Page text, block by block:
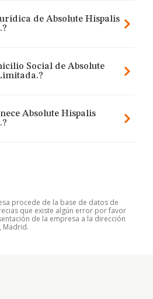
de Absolute Hispalis
Social de Absolute
Absolute Hispalis
procede de la base de datos de
que existe algún error por favor
de la empresa a la dirección
Madrid.